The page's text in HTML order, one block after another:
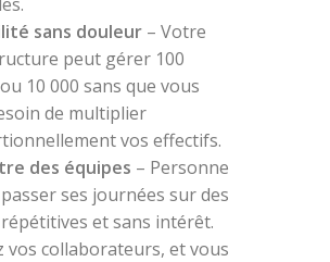
sans douleur– Votre
peut gérer 100
10 000 sans que vous
de multiplier
vos effectifs.
des équipes – Personne
passer ses journées sur des
et sans intérêt.
vos collaborateurs, et vous